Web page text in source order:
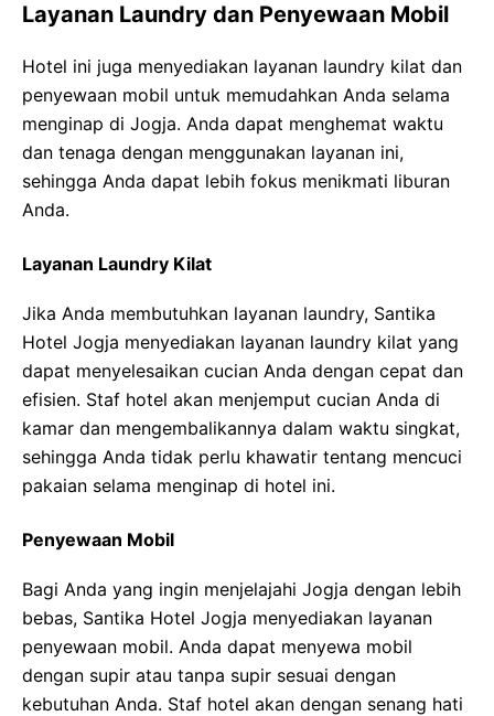
Layanan Laundry dan Penyewaan Mobil
Hotel ini juga menyediakan layanan laundry kilat dan
penyewaan mobil untuk memudahkan Anda selama
menginap di Jogja. Anda dapat menghemat waktu
dan tenaga dengan menggunakan layanan ini,
sehingga Anda dapat lebih fokus menikmati liburan
Anda.
Layanan Laundry Kilat
Jika Anda membutuhkan layanan laundry, Santika
Hotel Jogja menyediakan layanan laundry kilat yang
dapat menyelesaikan cucian Anda dengan cepat dan
efisien. Staf hotel akan menjemput cucian Anda di
kamar dan mengembalikannya dalam waktu singkat,
sehingga Anda tidak perlu khawatir tentang mencuci
pakaian selama menginap di hotel ini.
Penyewaan Mobil
Bagi Anda yang ingin menjelajahi Jogja dengan lebih
bebas, Santika Hotel Jogja menyediakan layanan
penyewaan mobil. Anda dapat menyewa mobil
dengan supir atau tanpa supir sesuai dengan
kebutuhan Anda. Staf hotel akan dengan senang hati